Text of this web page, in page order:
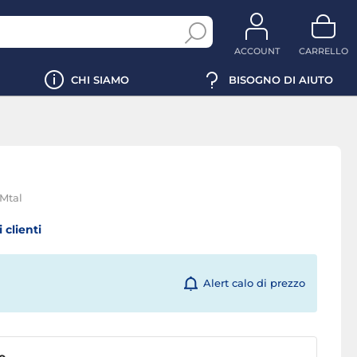
ACCOUNT CARRELLO
CHI SIAMO BISOGNO DI AIUTO
clienti
Alert calo di prezzo